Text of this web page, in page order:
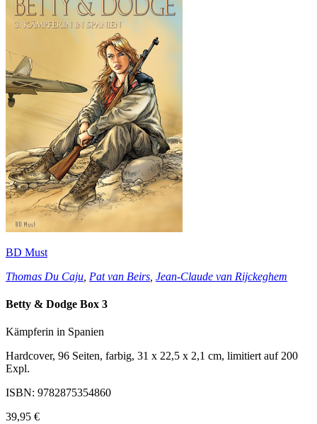
BD Must
Thomas Du Caju Pat van Beirs Jean-Claude van Rijckeghem
Betty & Dodge Box 3
Kämpferin in Spanien
Hardcover, 96 Seiten, farbig, 31 x 22,5 x 2,1 cm, limitiert auf 200
Expl.
ISBN: 9782875354860
39,95 €